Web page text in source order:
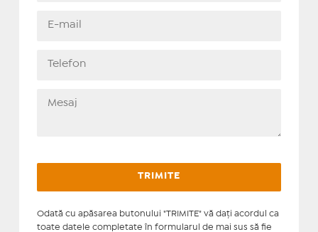
Odată cu apăsarea butonului "TRIMITE" vă daţi acordul ca
toate datele completate în formularul de mai sus să fie